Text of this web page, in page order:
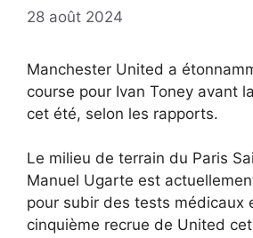
28 août 2024
Manchester United a
course pour Ivan Toney avant
cet été, selon les rapports.
Le milieu de terrain du Paris
Manuel Ugarte est
pour subir des tests médicaux
cinquième recrue de United